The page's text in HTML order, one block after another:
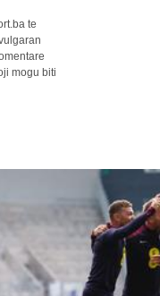
te
mogu biti